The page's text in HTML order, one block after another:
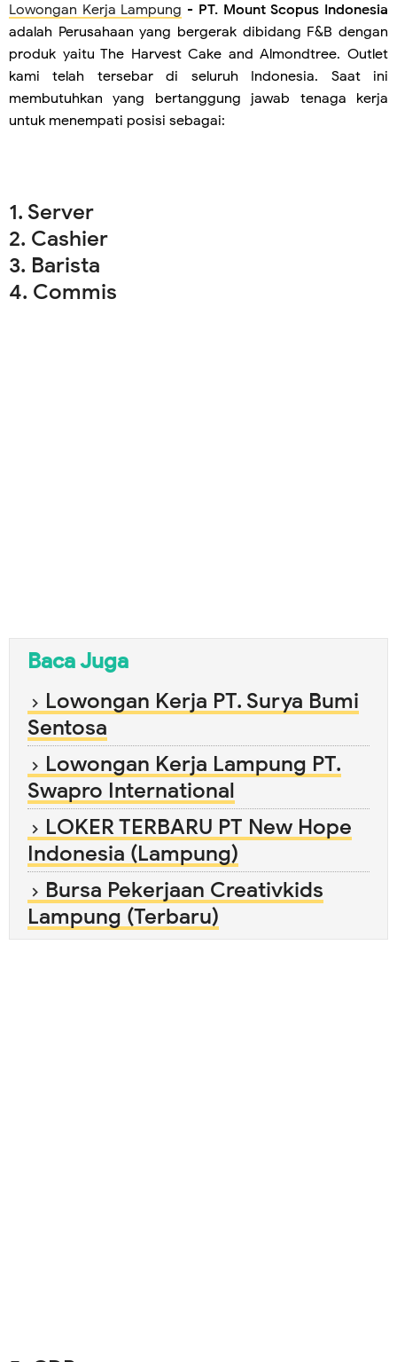
Lowongan Kerja Lampung - PT. Mount Scopus Indonesia
adalah Perusahaan yang bergerak dibidang F&B dengan
produk yaitu The Harvest Cake and Almondtree. Outlet
kami telah tersebar di seluruh Indonesia. Saat ini
membutuhkan yang bertanggung jawab tenaga kerja
untuk menempati posisi sebagai:
1. Server
2. Cashier
3. Barista
4. Commis
Baca Juga
Lowongan Kerja PT. Surya Bumi
Sentosa
Lowongan Kerja Lampung PT.
Swapro International
LOKER TERBARU PT New Hope
Indonesia (Lampung)
Bursa Pekerjaan Creativkids
Lampung (Terbaru)